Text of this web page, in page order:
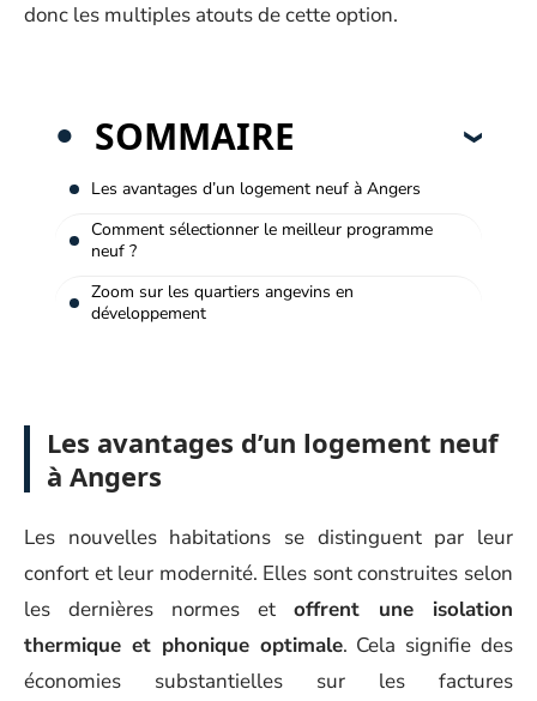
donc les multiples atouts de cette option.
SOMMAIRE
Les avantages d’un logement neuf à Angers
Comment sélectionner le meilleur programme
neuf ?
Zoom sur les quartiers angevins en
développement
Les avantages d’un logement neuf
à Angers
Les nouvelles habitations se distinguent par leur
confort et leur modernité. Elles sont construites selon
les dernières normes et offrent une isolation
thermique et phonique optimale. Cela signifie des
économies substantielles sur les factures